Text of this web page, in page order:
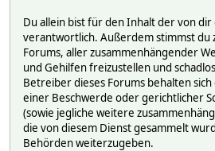
Du allein bist für den Inhalt der von
verantwortlich. Außerdem stimmst du
Forums, aller zusammenhängender
und Gehilfen freizustellen und
Betreiber dieses Forums behalten sich
einer Beschwerde oder gerichtlicher
(sowie jegliche weitere
die von diesem Dienst gesammelt
Behörden weiterzugeben.